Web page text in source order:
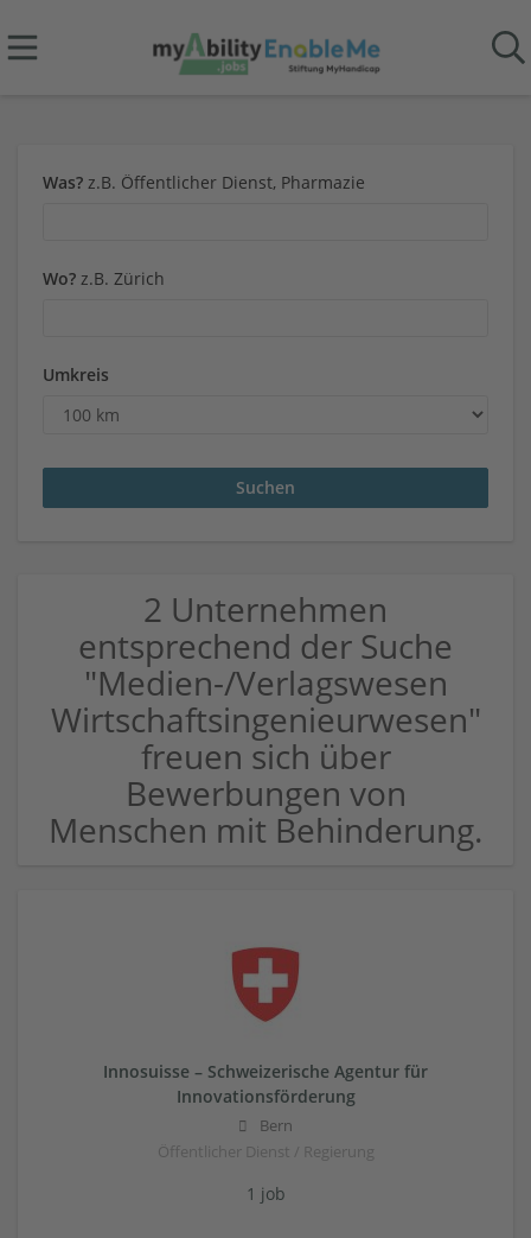
Was? z.B. Öffentlicher Dienst, Pharmazie
Wo? z.B. Zürich
Umkreis
2 Unternehmen
entsprechend der Suche
"Medien-/Verlagswesen
Wirtschaftsingenieurwesen"
freuen sich über
Bewerbungen von
Menschen mit Behinderung.
Innosuisse – Schweizerische Agentur für
Innovationsförderung
Bern
Öffentlicher Dienst / Regierung
1 job